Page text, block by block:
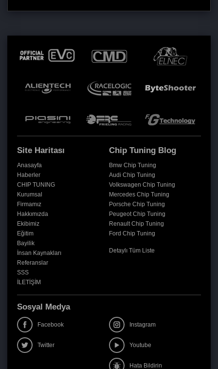
Site Haritası
Anasayfa
Haberler
CHIP TUNING
Kurumsal
Firmamız
Hakkımızda
Ekibimiz
Eğitim
Bayilik
İnsan Kaynakları
Referanslar
SSS
İLETİŞİM
Chip Tuning Blog
Bmw Chip Tuning
Audi Chip Tuning
Volkswagen Chip Tuning
Mercedes Chip Tuning
Porsche Chip Tuning
Peugeot Chip Tuning
Renault Chip Tuning
Ford Chip Tuning
Detaylı Tüm Liste
Sosyal Medya
Facebook Instagram
Twitter Youtube
Hata Bildirin